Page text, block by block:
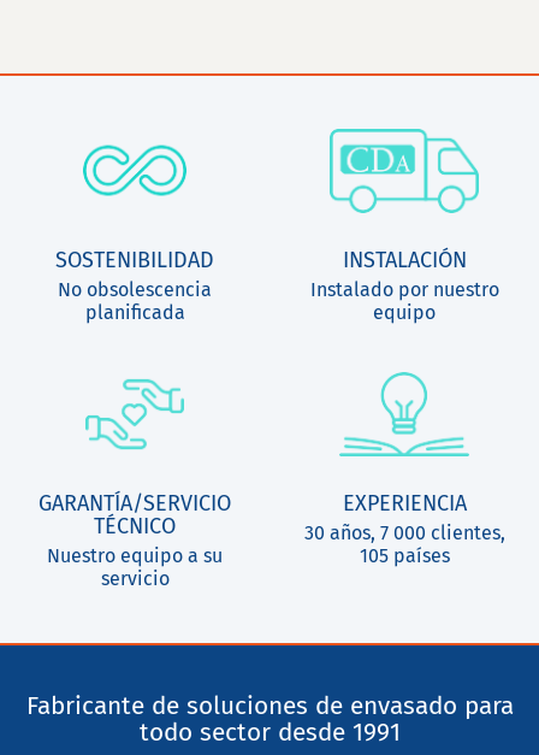
SOSTENIBILIDAD
No obsolescencia
planificada
INSTALACIÓN
Instalado por nuestro
equipo
GARANTÍA/SERVICIO
TÉCNICO
Nuestro equipo a su
servicio
EXPERIENCIA
30 años, 7 000 clientes,
105 países
Fabricante de soluciones de envasado para
todo sector desde 1991